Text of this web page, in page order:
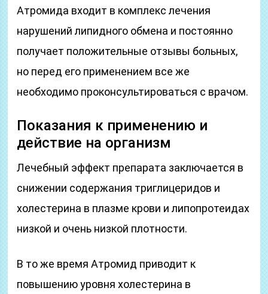
Атромида входит в комплекс лечения
нарушений липидного обмена и постоянно
получает положительные отзывы больных,
но перед его применением все же
необходимо проконсультироваться с врачом.
Показания к применению и
действие на организм
Лечебный эффект препарата заключается в
снижении содержания триглицеридов и
холестерина в плазме крови и липопротеидах
низкой и очень низкой плотности.
В то же время Атромид приводит к
повышению уровня холестерина в